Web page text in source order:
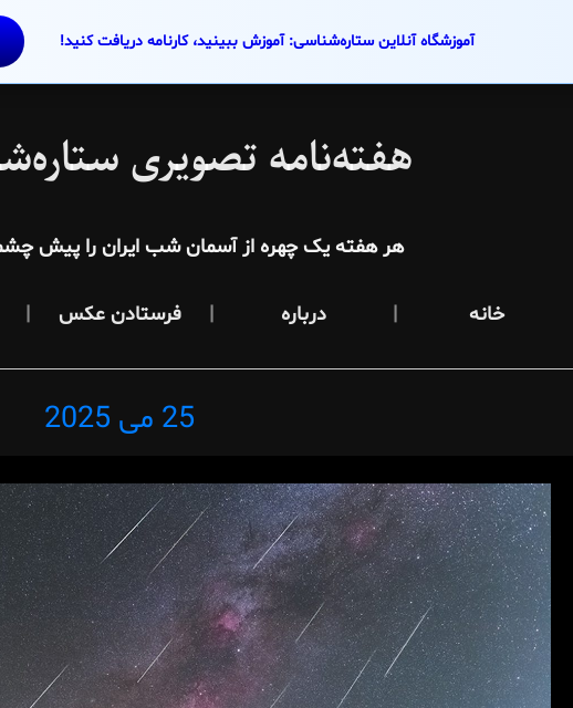
آموزشگاه آنلاین ستاره‌شناسی: آموزش ببینید، کارنامه دریافت کنید!
هفته‌نامه تصویری
هر هفته یک چهره از آسمان شب ایران را پیش
خانه درباره فرستادن عکس
Posted
25 می 2025